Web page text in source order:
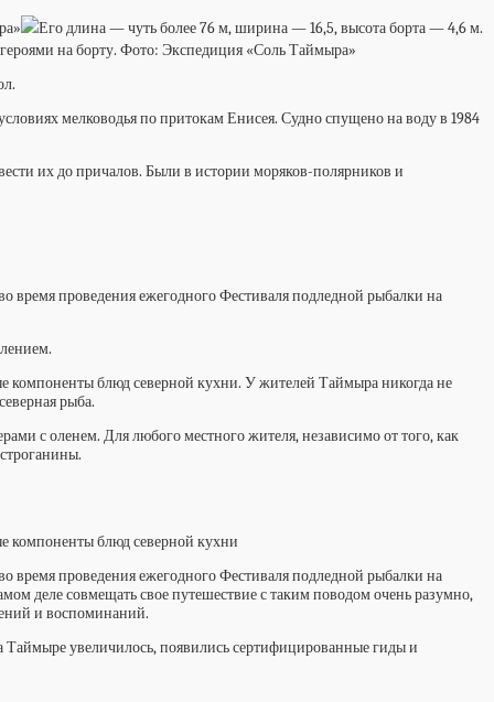
Его длина — чуть более 76 м, ширина — 16,5, высота борта — 4,6 м.
на борту. Фото: Экспедиция «Соль Таймыра»
мелководья по притокам Енисея. Судно спущено на воду в 1984
их до причалов. Были в истории моряков-полярников и
проведения ежегодного Фестиваля подледной рыбалки на
компоненты блюд северной кухни. У жителей Таймыра никогда не
рыба.
с оленем. Для любого местного жителя, независимо от того, как
компоненты блюд северной кухни
проведения ежегодного Фестиваля подледной рыбалки на
деле совмещать свое путешествие с таким поводом очень разумно,
и воспоминаний.
Таймыре увеличилось, появились сертифицированные гиды и